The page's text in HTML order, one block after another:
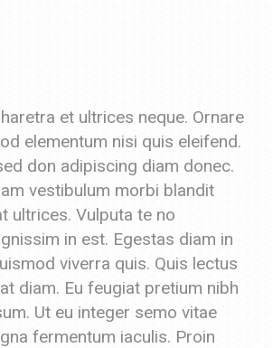
et ultrices neque. Ornare
elementum nisi quis eleifend.
don adipiscing diam donec.
vestibulum morbi blandit
ultrices. Vulputa te no
in est. Egestas diam in
viverra quis. Quis lectus
diam. Eu feugiat pretium nibh
Ut eu integer semo vitae
fermentum iaculis. Proin